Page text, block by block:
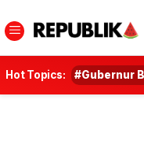
Hot Topics: #Gubernur